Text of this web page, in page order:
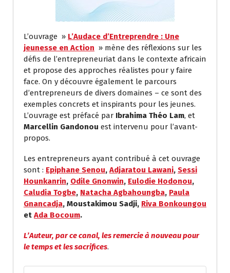
L’ouvrage » L’Audace d’Entreprendre : Une
jeunesse en Action » mène des réflexions sur les
défis de l’entrepreneuriat dans le contexte africain
et propose des approches réalistes pour y faire
face. On y découvre également le parcours
d’entrepreneurs de divers domaines – ce sont des
exemples concrets et inspirants pour les jeunes.
L’ouvrage est préfacé par Ibrahima Théo Lam, et
Marcellin Gandonou est intervenu pour l’avant-
propos.
Les entrepreneurs ayant contribué à cet ouvrage
sont : Epiphane Senou, Adjaratou Lawani, Sessi
Hounkanrin, Odile Gnonwin, Eulodie Hodonou,
Caludia Togbe, Natacha Agbahoungba, Paula
Gnancadja, Moustakimou Sadji, Riva Bonkoungou
et Ada Bocoum.
L’Auteur, par ce canal, les remercie à nouveau pour
le temps et les sacrifices.